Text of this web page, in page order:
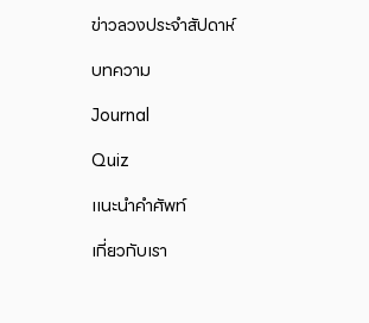
ข่าวลวงประจำสัปดาห์
บทความ
Journal
Quiz
แนะนำคำศัพท์
เกี่ยวกับเรา